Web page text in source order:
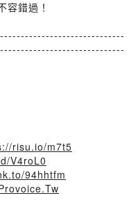
容錯過！
risu.io/m7t5
V4roL0
94hhtfm